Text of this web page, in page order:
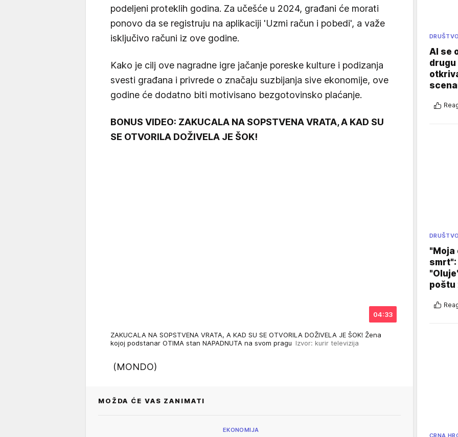
podeljeni proteklih godina. Za učešće u 2024, građani će morati
ponovo da se registruju na aplikaciji 'Uzmi račun i pobedi', a važe
isključivo računi iz ove godine.
Kako je cilj ove nagradne igre jačanje poreske kulture i podizanja
svesti građana i privrede o značaju suzbijanja sive ekonomije, ove
godine će dodatno biti motivisano bezgotovinsko plaćanje.
BONUS VIDEO: ZAKUCALA NA SOPSTVENA VRATA, A KAD SU
SE OTVORILA DOŽIVELA JE ŠOK!
04:33
ZAKUCALA NA SOPSTVENA VRATA, A KAD SU SE OTVORILA DOŽIVELA JE ŠOK! Žena
kojoj podstanar OTIMA stan NAPADNUTA na svom pragu Izvor: kurir televizija
(MONDO)
MOŽDA ĆE VAS ZANIMATI
EKONOMIJA
DRUŠTVO
AI se
DRUŠTVO
"Moja
poštu
CRNA